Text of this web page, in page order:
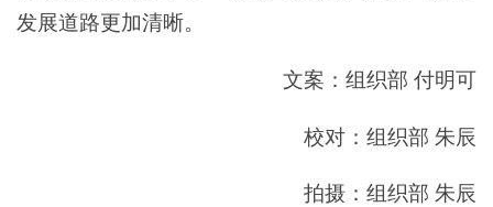
发展道路更加清晰。
文案：组织部 付明可
校对：组织部 朱辰
拍摄：组织部 朱辰